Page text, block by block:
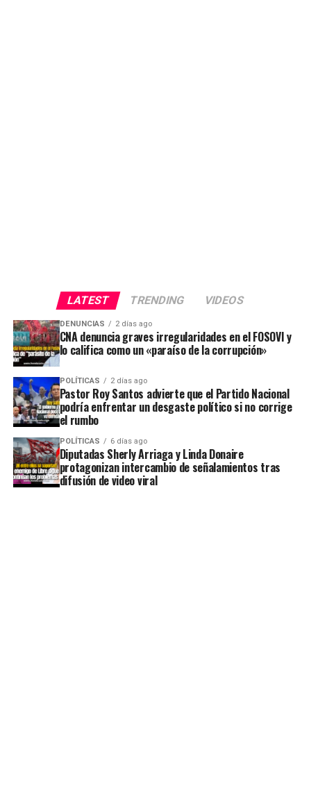
LATEST TRENDING VIDEOS
DENUNCIAS 2 días ago
CNA denuncia graves irregularidades en el FOSOVI y
lo califica como un «paraíso de la corrupción»
POLÍTICAS 2 días ago
Pastor Roy Santos advierte que el Partido Nacional
podría enfrentar un desgaste político si no corrige
el rumbo
POLÍTICAS 6 días ago
Diputadas Sherly Arriaga y Linda Donaire
protagonizan intercambio de señalamientos tras
difusión de video viral